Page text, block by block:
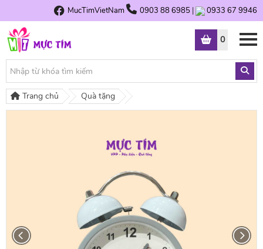
MucTimVietNam 0903 88 6985 | 0933 67 9946
0
Trang chủ Quà tặng